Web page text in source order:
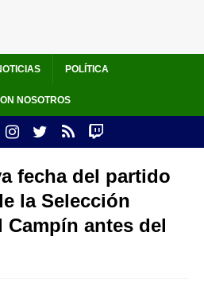
POLÍTICA
NOSOTROS
fecha del partido
la Selección
Campín antes del